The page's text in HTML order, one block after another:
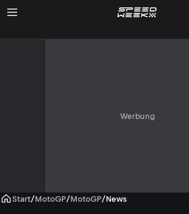
Werbung
Start/MotoGP/MotoGP/News